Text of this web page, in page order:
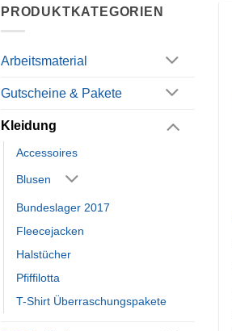
PRODUKTKATEGORIEN
Arbeitsmaterial
Gutscheine & Pakete
Kleidung
Accessoires
Blusen
Bundeslager 2017
Fleecejacken
Halstücher
Pfiffilotta
T-Shirt Überraschungspakete